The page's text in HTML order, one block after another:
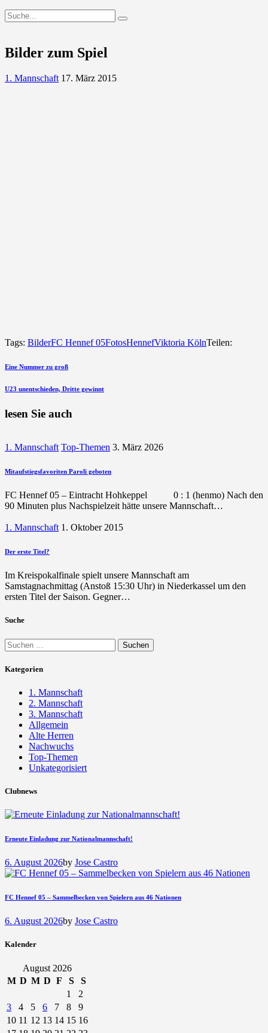
Bilder zum Spiel
1. Mannschaft 17. März 2015
Tags: BilderFC Hennef 05FotosHennefViktoria KölnTeilen:
Beitragsnavigation
vorherigen
Eine Nummer zu groß
nächsten
U23 unentschieden, Dritte gewinnt
lesen Sie auch
1. Mannschaft Top-Themen 3. März 2026
Mitaufstiegsfavoriten Paroli geboten
FC Hennef 05 – Eintracht Hohkeppel 0 : 1 (henmo) Nach den
90 Minuten plus Nachspielzeit hätte unsere Mannschaft…
1. Mannschaft 1. Oktober 2015
Der erste Titel?
Im Kreispokalfinale spielt unsere Mannschaft am
Samstagnachmittag (Anstoß 15:30 Uhr) in Niederkassel um den
ersten Titel der Saison. Gegner…
Suche
Suchen
nach:
Kategorien
1. Mannschaft
2. Mannschaft
3. Mannschaft
Allgemein
Alte Herren
Nachwuchs
Top-Themen
Unkategorisiert
Clubnews
Erneute Einladung zur Nationalmannschaft!
6. August 2026by Jose Castro
FC Hennef 05 – Sammelbecken von Spielern aus 46 Nationen
6. August 2026by Jose Castro
Kalender
August 2026
M D M D F S
S
1
2
3
4 5 6 7 8
9
10 11 12 13 14 15 16